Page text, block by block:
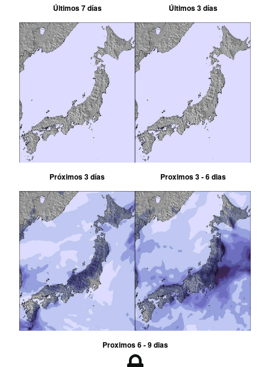
Últimos 7 días Últimos 3 días
Próximos 3 días Proximos 3 - 6 dias
Proximos 6 - 9 dias